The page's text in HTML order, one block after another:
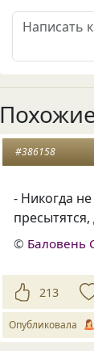
#386158
- Никогда
© Баловень
213
Опубликовала